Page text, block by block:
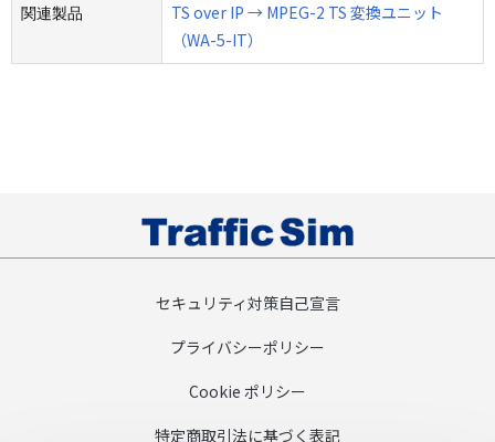
関連製品
TS over IP → MPEG-2 TS 変換ユニット
（WA-5-IT）
セキュリティ対策自己宣言
プライバシーポリシー
Cookie ポリシー
特定商取引法に基づく表記